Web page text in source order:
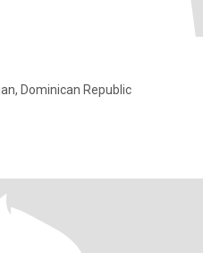
Dominican Republic